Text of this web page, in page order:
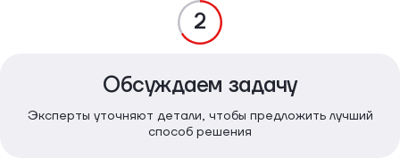
2
Обсуждаем задачу
Эксперты уточняют детали, чтобы предложить лучший
способ решения